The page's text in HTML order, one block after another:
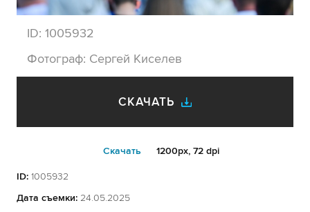
ID: 1005932
Фотограф: Сергей Киселев
СКАЧАТЬ
Cкачать 1200px, 72 dpi
ID: 1005932
Дата съемки: 24.05.2025